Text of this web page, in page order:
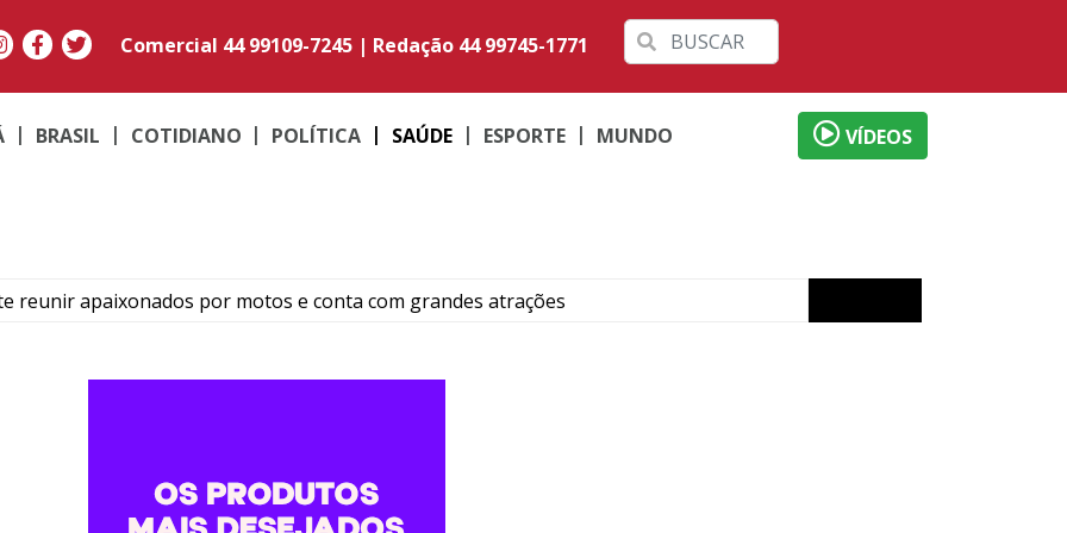
Comercial 44 99109-7245 | Redação 44 99745-1771
BRASIL COTIDIANO POLÍTICA SAÚDE ESPORTE MUNDO VÍDEOS
reunir apaixonados por motos e conta com grandes atrações
morreu em capotamento em Perobal atuava em Londrina e Umuarama